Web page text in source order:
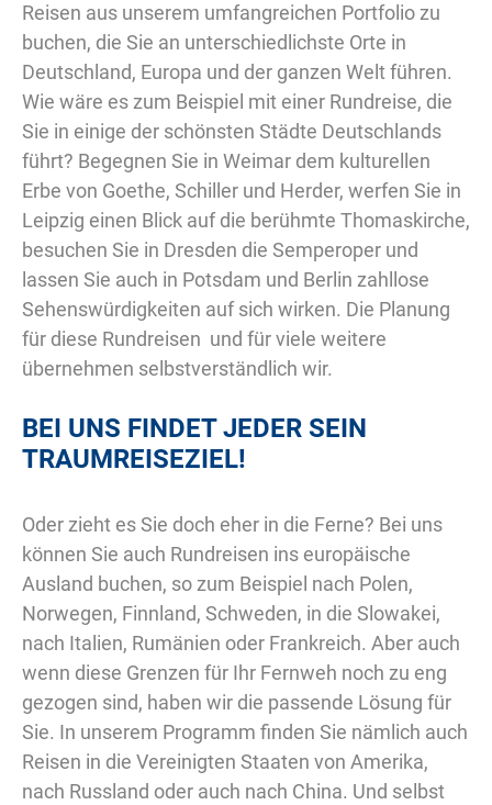
Reisen aus unserem umfangreichen Portfolio zu
buchen, die Sie an unterschiedlichste Orte in
Deutschland, Europa und der ganzen Welt führen.
Wie wäre es zum Beispiel mit einer Rundreise, die
Sie in einige der schönsten Städte Deutschlands
führt? Begegnen Sie in Weimar dem kulturellen
Erbe von Goethe, Schiller und Herder, werfen Sie in
Leipzig einen Blick auf die berühmte Thomaskirche,
besuchen Sie in Dresden die Semperoper und
lassen Sie auch in Potsdam und Berlin zahllose
Sehenswürdigkeiten auf sich wirken. Die Planung
für diese Rundreisen  und für viele weitere 
übernehmen selbstverständlich wir.
BEI UNS FINDET JEDER SEIN
TRAUMREISEZIEL!
Oder zieht es Sie doch eher in die Ferne? Bei uns
können Sie auch Rundreisen ins europäische
Ausland buchen, so zum Beispiel nach Polen,
Norwegen, Finnland, Schweden, in die Slowakei,
nach Italien, Rumänien oder Frankreich. Aber auch
wenn diese Grenzen für Ihr Fernweh noch zu eng
gezogen sind, haben wir die passende Lösung für
Sie. In unserem Programm finden Sie nämlich auch
Reisen in die Vereinigten Staaten von Amerika,
nach Russland oder auch nach China. Und selbst